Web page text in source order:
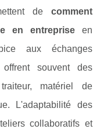
de comment
en entrepriseen
aux échanges
souvent des
matériel de
L'adaptabilité des
collaboratifs et